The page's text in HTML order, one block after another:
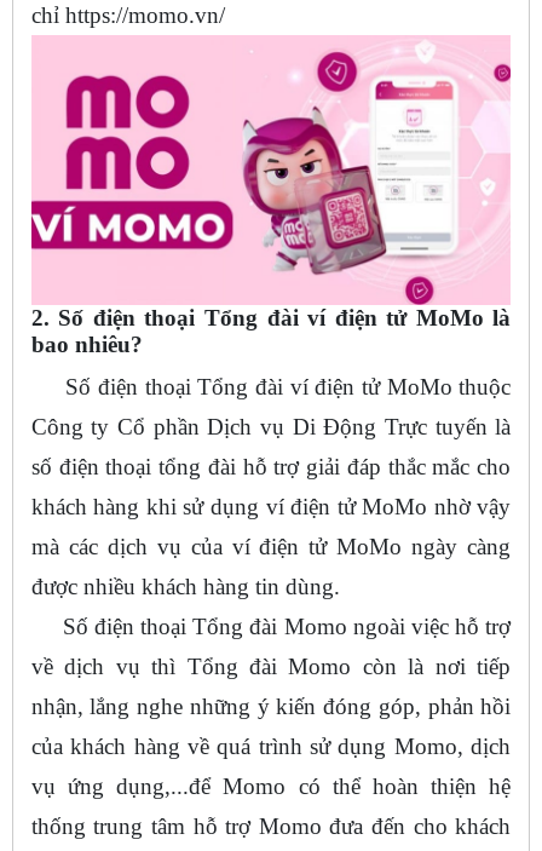
chỉ https://momo.vn/
2. Số điện thoại Tổng đài ví điện tử MoMo là
bao nhiêu?
Số điện thoại Tổng đài ví điện tử MoMo thuộc
Công ty Cổ phần Dịch vụ Di Động Trực tuyến là
số điện thoại tổng đài hỗ trợ giải đáp thắc mắc cho
khách hàng khi sử dụng ví điện tử MoMo nhờ vậy
mà các dịch vụ của ví điện tử MoMo ngày càng
được nhiều khách hàng tin dùng.
Số điện thoại Tổng đài Momo ngoài việc hỗ trợ
về dịch vụ thì Tổng đài Momo còn là nơi tiếp
nhận, lắng nghe những ý kiến đóng góp, phản hồi
của khách hàng về quá trình sử dụng Momo, dịch
vụ ứng dụng,...để Momo có thể hoàn thiện hệ
thống trung tâm hỗ trợ Momo đưa đến cho khách